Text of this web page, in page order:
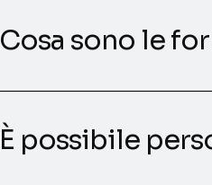
Cosa sono le
È possibile